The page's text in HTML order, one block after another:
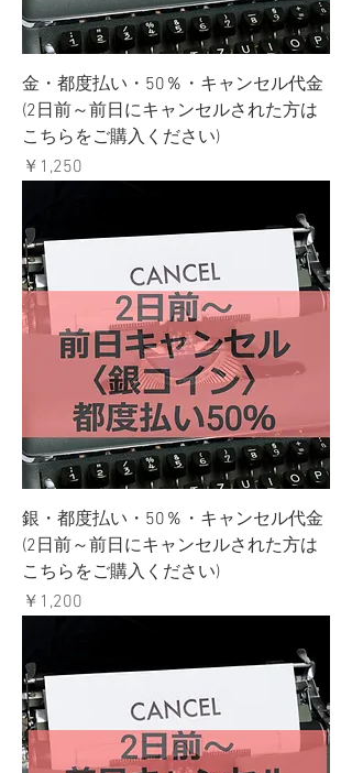
金・都度払い・50％・キャンセル代金
(2日前～前日にキャンセルされた方は
こちらをご購入ください)
価格
￥1,250
銀・都度払い・50％・キャンセル代金
(2日前～前日にキャンセルされた方は
こちらをご購入ください)
価格
￥1,200